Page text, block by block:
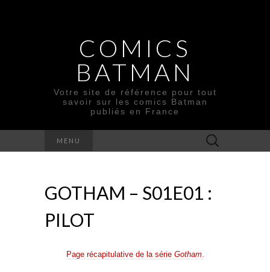
COMICS
BATMAN
Votre site de référence pour tout
savoir sur les comics Batman
publiés en France
MENU Rechercher :
GOTHAM – S01E01 :
PILOT
Page récapitulative de la série Gotham.